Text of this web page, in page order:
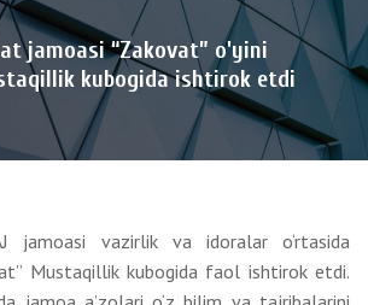
jamoasi “Zakovat” o'yini
kubogida ishtirok etdi
jamoasi vazirlik va idoralar o‘rtasida
Mustaqillik kubogida faol ishtirok etdi.